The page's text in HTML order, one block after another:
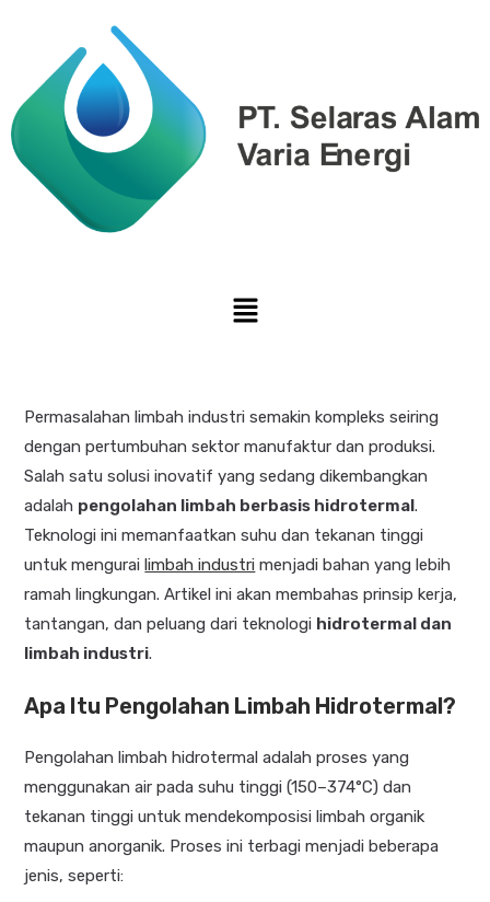
Permasalahan limbah industri semakin kompleks seiring
dengan pertumbuhan sektor manufaktur dan produksi.
Salah satu solusi inovatif yang sedang dikembangkan
adalah pengolahan limbah berbasis hidrotermal.
Teknologi ini memanfaatkan suhu dan tekanan tinggi
untuk mengurailimbah industri menjadi bahan yang lebih
ramah lingkungan. Artikel ini akan membahas prinsip kerja,
tantangan, dan peluang dari teknologi hidrotermal dan
limbah industri.
Apa Itu Pengolahan Limbah Hidrotermal?
Pengolahan limbah hidrotermal adalah proses yang
menggunakan air pada suhu tinggi (150–374°C) dan
tekanan tinggi untuk mendekomposisi limbah organik
maupun anorganik. Proses ini terbagi menjadi beberapa
jenis, seperti: